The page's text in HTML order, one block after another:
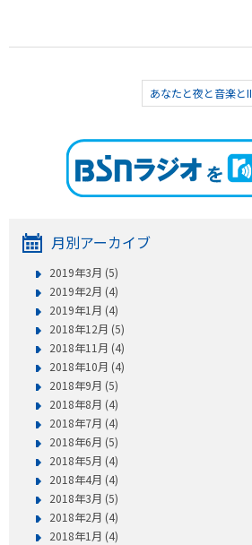
あなたと夜と音楽とII
月別アーカイブ
2019年3月 (5)
2019年2月 (4)
2019年1月 (4)
2018年12月 (5)
2018年11月 (4)
2018年10月 (4)
2018年9月 (5)
2018年8月 (4)
2018年7月 (4)
2018年6月 (5)
2018年5月 (4)
2018年4月 (4)
2018年3月 (5)
2018年2月 (4)
2018年1月 (4)